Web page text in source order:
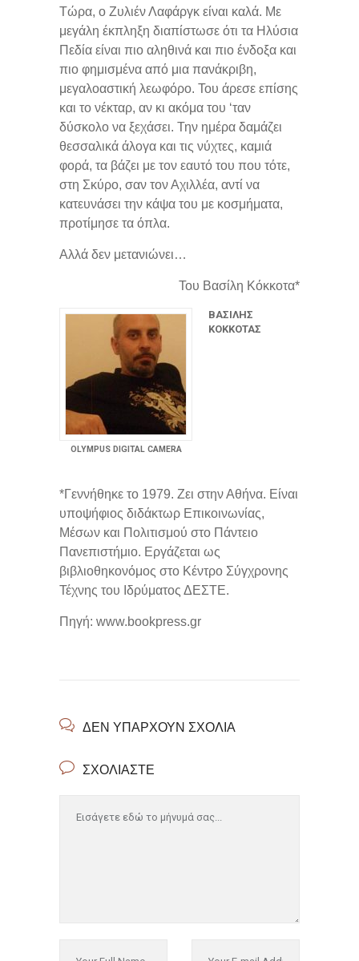
Τώρα, ο Ζυλιέν Λαφάργκ είναι καλά. Με
μεγάλη έκπληξη διαπίστωσε ότι τα Ηλύσια
Πεδία είναι πιο αληθινά και πιο ένδοξα και
πιο φημισμένα από μια πανάκριβη,
μεγαλοαστική λεωφόρο. Του άρεσε επίσης
και το νέκταρ, αν κι ακόμα του ‘ταν
δύσκολο να ξεχάσει. Την ημέρα δαμάζει
θεσσαλικά άλογα και τις νύχτες, καμιά
φορά, τα βάζει με τον εαυτό του που τότε,
στη Σκύρο, σαν τον Αχιλλέα, αντί να
κατευνάσει την κάψα του με κοσμήματα,
προτίμησε τα όπλα.
Αλλά δεν μετανιώνει…
Του Βασίλη Κόκκοτα*
OLYMPUS DIGITAL CAMERA
ΒΑΣΙΛΗΣ
ΚΟΚΚΟΤΑΣ
*Γεννήθηκε το 1979. Ζει στην Αθήνα. Είναι
υποψήφιος διδάκτωρ Επικοινωνίας,
Μέσων και Πολιτισμού στο Πάντειο
Πανεπιστήμιο. Εργάζεται ως
βιβλιοθηκονόμος στο Κέντρο Σύγχρονης
Τέχνης του Ιδρύματος ΔΕΣΤΕ.
Πηγή: www.bookpress.gr
ΔΕΝ ΥΠΆΡΧΟΥΝ ΣΧΌΛΙΑ
ΣΧΟΛΙΆΣΤΕ